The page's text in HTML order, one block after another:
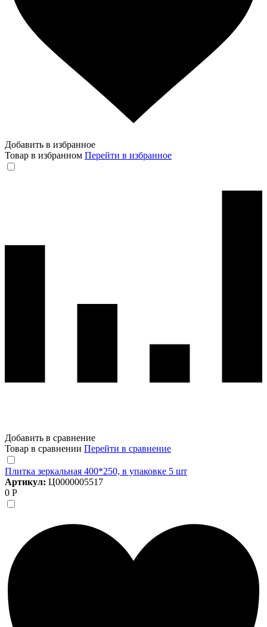
Добавить в избранное
Товар в избранном Перейти в избранное
Добавить в сравнение
Товар в сравнении Перейти в сравнение
Плитка зеркальная 400*250, в упаковке 5 шт
Артикул: Ц0000005517
0 Р